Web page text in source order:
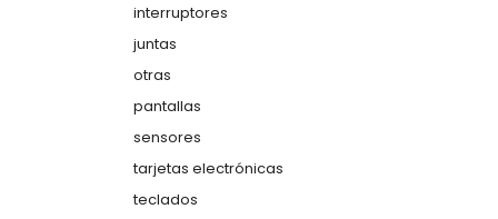
interruptores
juntas
otras
pantallas
sensores
tarjetas electrónicas
teclados